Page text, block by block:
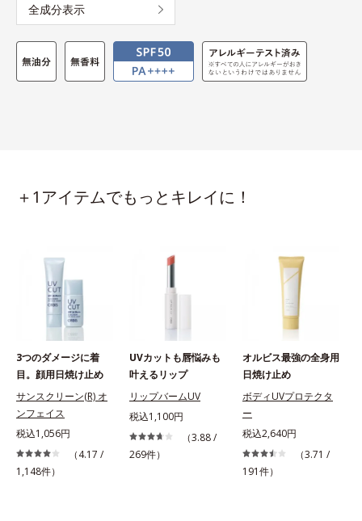
全成分表示
＋1アイテムでもっとキレイに！
3つのダメージに着
目。顔用日焼け止め
サンスクリーン(R) オ
ンフェイス
税込1,056円
（4.17 /
1,148件）
UVカットも唇悩みも
叶えるリップ
リップバームUV
税込1,100円
（3.88 /
269件）
オルビス最強の全身用
日焼け止め
ボディUVプロテクタ
ー
税込2,640円
（3.71 /
191件）